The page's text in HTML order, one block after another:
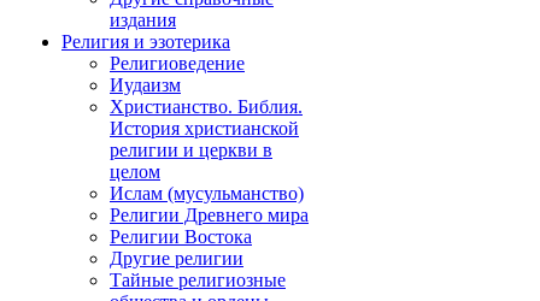
издания
Религия и эзотерика
Религиоведение
Иудаизм
Христианство. Библия.
История христианской
религии и церкви в
целом
Ислам (мусульманство)
Религии Древнего мира
Религии Востока
Другие религии
Тайные религиозные